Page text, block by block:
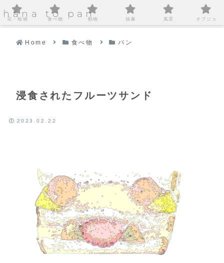
hana to pan
Home 食べ物 パン
浸食されたフルーツサンド
2023.02.22
花・植物 食べ物 動物 抽象 風景 オブジェ